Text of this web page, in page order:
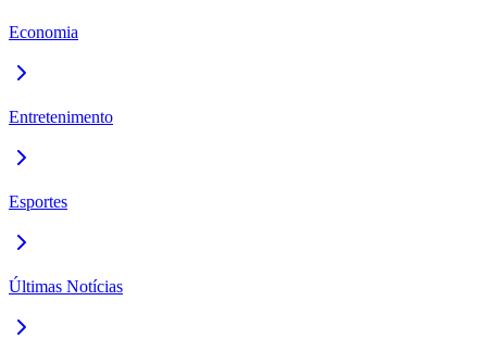
Economia
Entretenimento
Esportes
Últimas Notícias